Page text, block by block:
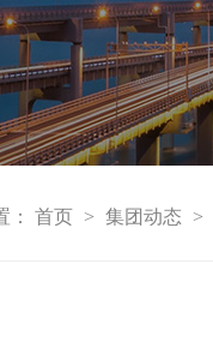
： 首页 > 集团动态 >